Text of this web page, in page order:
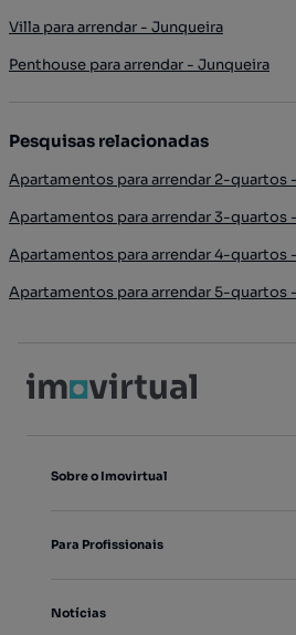
Villa para arrendar - Junqueira
Penthouse para arrendar - Junqueira
Pesquisas relacionadas
Apartamentos para arrendar 2-quartos
Apartamentos para arrendar 3-quartos
Apartamentos para arrendar 4-quartos
Apartamentos para arrendar 5-quartos
Sobre o Imovirtual
Para Profissionais
Notícias